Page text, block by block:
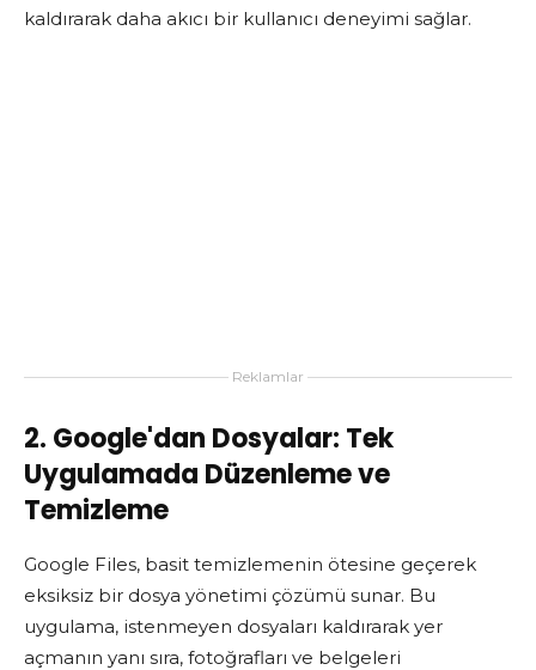
kaldırarak daha akıcı bir kullanıcı deneyimi sağlar.
Reklamlar
2. Google'dan Dosyalar: Tek
Uygulamada Düzenleme ve
Temizleme
Google Files, basit temizlemenin ötesine geçerek
eksiksiz bir dosya yönetimi çözümü sunar. Bu
uygulama, istenmeyen dosyaları kaldırarak yer
açmanın yanı sıra, fotoğrafları ve belgeleri